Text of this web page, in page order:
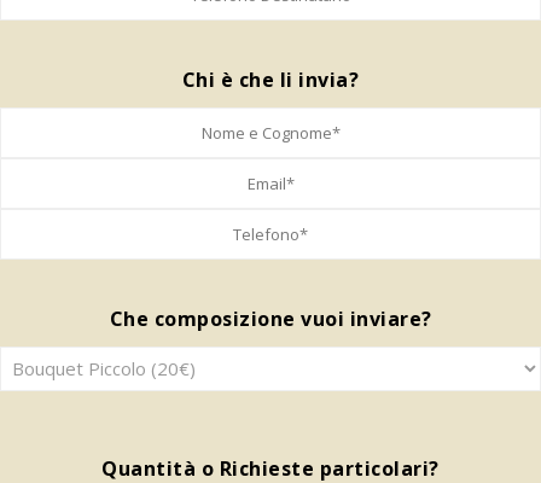
Chi è che li invia?
Che composizione vuoi inviare?
Quantità o Richieste particolari?